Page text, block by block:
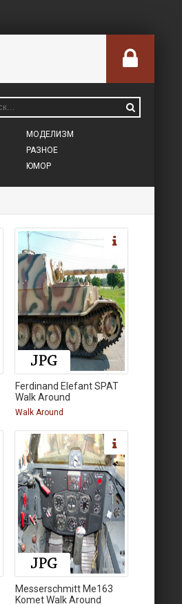
МОДЕЛИЗМ
РАЗНОЕ
ЮМОР
Ferdinand Elefant SPAT
Walk Around
Walk Around
Messerschmitt Me163
Komet Walk Around